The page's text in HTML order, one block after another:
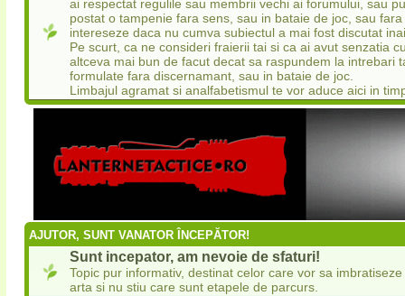
ai respectat regulile sau membrii vechi ai forumului, sau
postat o tampenie fara sens, sau in bataie de joc, sau
intereseze daca nu cumva subiectul a mai fost discutat
Pe scurt, ca ne consideri fraierii tai si ca ai avut senzatia
altceva mai bun de facut decat sa raspundem la intrebari
formulate fara discernamant, sau in bataie de joc.
Limbajul agramat si analfabetismul te vor aduce aici in
AJUTOR, SUNT VANATOR ÎNCEPĂTOR!
Sunt incepator, am nevoie de sfaturi!
Topic pur informativ, destinat celor care vor sa
arta si nu stiu care sunt etapele de parcurs.